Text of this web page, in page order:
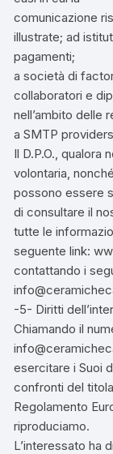
comunicazione
illustrate; ad
pagamenti;
a società di
collaboratori e
nell’ambito delle
a SMTP
Il D.P.O., qualora
volontaria,
possono essere
di consultare il
tutte le
seguente link:
contattando i
-5- Diritti
Chiamando il
esercitare i Suoi
confronti del
Regolamento
riproduciamo.
L’interessato ha